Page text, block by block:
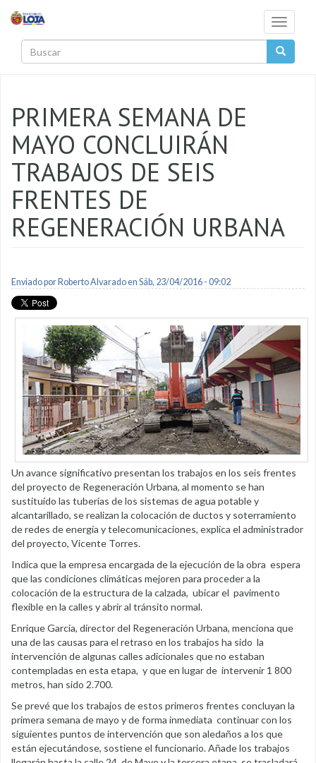
Toggle
PRIMERA SEMANA DE
MAYO CONCLUIRÁN
TRABAJOS DE SEIS
FRENTES DE
REGENERACIÓN URBANA
Enviado por Roberto Alvaradoen Sáb, 23/04/2016 - 09:02
Un avance significativo presentan los trabajos en los seis frentes
del proyecto de Regeneración Urbana, al momento se han
sustituido las tuberías de los sistemas de agua potable y
alcantarillado, se realizan la colocación de ductos y soterramiento
de redes de energía y telecomunicaciones, explica el administrador
del proyecto, Vicente Torres.
Indica que la empresa encargada de la ejecución de la obra espera
que las condiciones climáticas mejoren para proceder a la
colocación de la estructura de la calzada, ubicar el pavimento
flexible en la calles y abrir al tránsito normal.
Enrique García, director del Regeneración Urbana, menciona que
una de las causas para el retraso en los trabajos ha sido la
intervención de algunas calles adicionales que no estaban
contempladas en esta etapa, y que en lugar de intervenir 1 800
metros, han sido 2.700.
Se prevé que los trabajos de estos primeros frentes concluyan la
primera semana de mayo y de forma inmediata continuar con los
siguientes puntos de intervención que son aledaños a los que
están ejecutándose, sostiene el funcionario. Añade los trabajos